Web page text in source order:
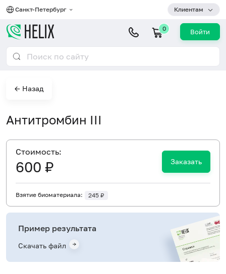
Санкт-Петербург Клиентам
0 Войти
← Назад
Антитромбин III
Cтоимость:
600 ₽ Заказать
Взятие биоматериала: 245 ₽
Пример результата
Скачать файл